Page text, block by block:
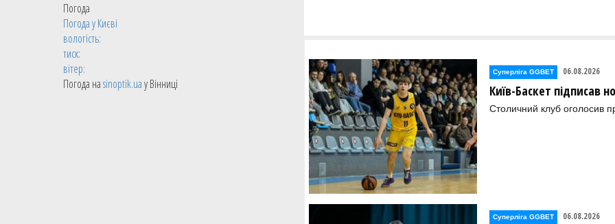
Погода
Погода уКиєві
вологість:
тиск:
вітер:
Погода наsinoptik.uaу Вінниці
Суперліга GGBET 06.08.2026
Київ-Баскет підписав
Столичний клуб оголосив
Суперліга GGBET 06.08.2026